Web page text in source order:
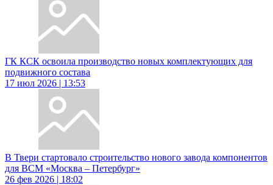
ГК КСК освоила производство новых комплектующих для
подвижного состава
17 июл 2026 | 13:53
В Твери стартовало строительство нового завода компонентов
для ВСМ «Москва – Петербург»
26 фев 2026 | 18:02